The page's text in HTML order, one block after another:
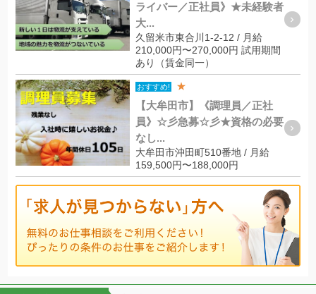
ライバー／正社員》★未経験者
大...
久留米市東合川1-2-12 / 月給
210,000円〜270,000円 試用期間
あり（賃金同一）
おすすめ! ★
【大牟田市】《調理員／正社
員》☆彡急募☆彡★資格の必要
なし...
大牟田市沖田町510番地 / 月給
159,500円〜188,000円